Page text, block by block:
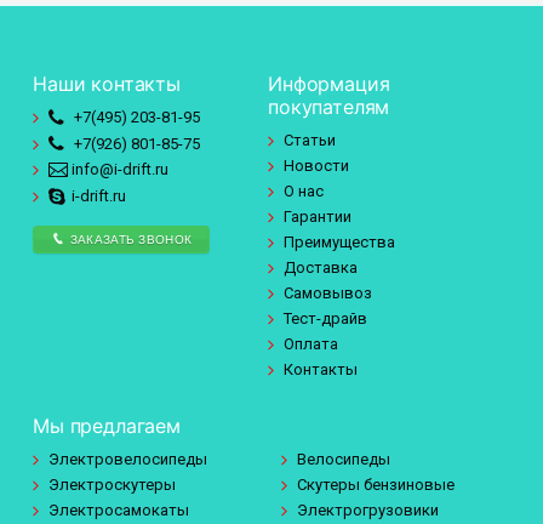
Наши контакты
+7(495) 203-81-95
+7(926) 801-85-75
info@i-drift.ru
i-drift.ru
ЗАКАЗАТЬ ЗВОНОК
Информация
покупателям
Статьи
Новости
О нас
Гарантии
Преимущества
Доставка
Самовывоз
Тест-драйв
Оплата
Контакты
Мы предлагаем
Электровелосипеды
Велосипеды
Электроскутеры
Скутеры бензиновые
Электросамокаты
Электрогрузовики